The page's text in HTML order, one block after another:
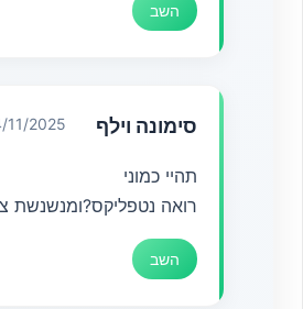
השב
סימונה וילף 24/11/2025 בשעה
תהיי כמוני
רואה נטפליקס?ומנשנשת
השב